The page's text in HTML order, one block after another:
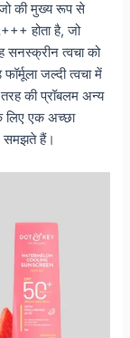
की मुख्य रूप से
होता है, जो
सनस्क्रीन त्वचा को
जल्दी त्वचा में
की प्रॉबलम अन्य
लिए एक अच्छा
समझते हैं।